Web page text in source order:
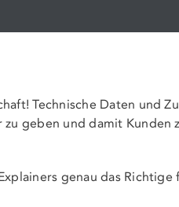
Technische Daten und
geben und damit
genau das Richtige